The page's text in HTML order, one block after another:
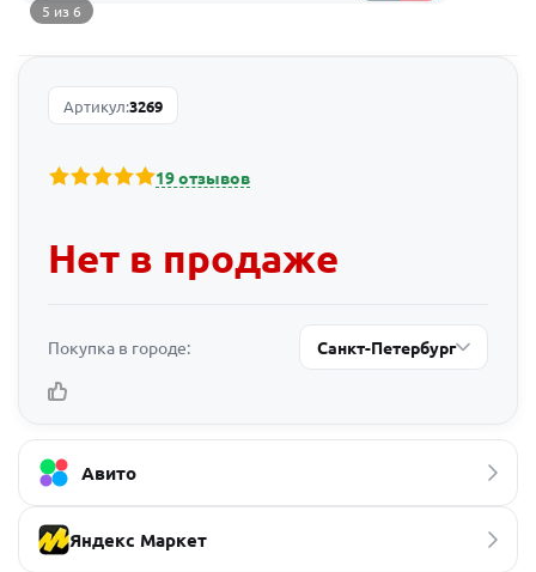
5 из 6
Артикул:3269
19 отзывов
Нет в продаже
Покупка в городе: Санкт-Петербург
Авито
Яндекс Маркет